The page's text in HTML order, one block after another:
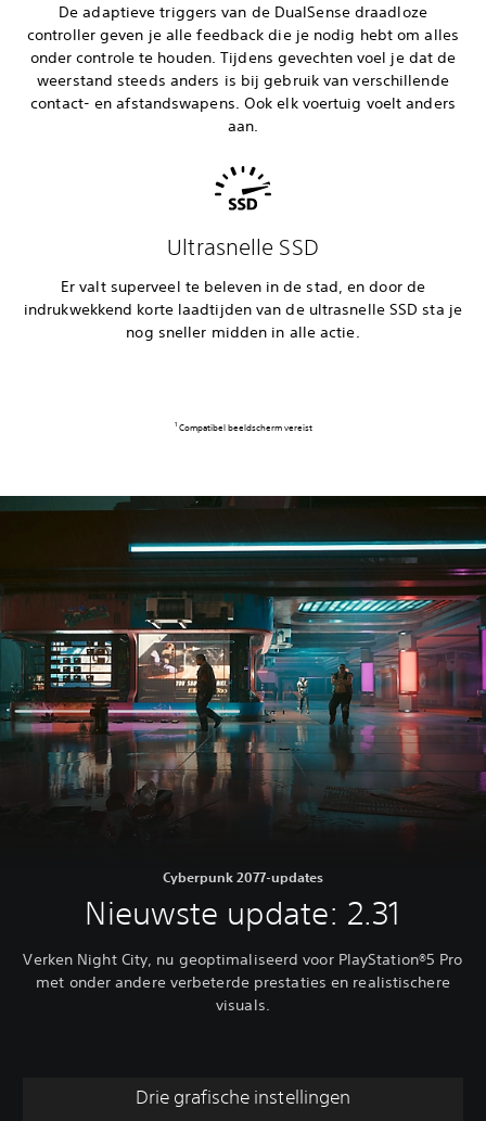
De adaptieve triggers van de DualSense draadloze
controller geven je alle feedback die je nodig hebt om alles
onder controle te houden. Tijdens gevechten voel je dat de
weerstand steeds anders is bij gebruik van verschillende
contact- en afstandswapens. Ook elk voertuig voelt anders
aan.
Ultrasnelle SSD
Er valt superveel te beleven in de stad, en door de
indrukwekkend korte laadtijden van de ultrasnelle SSD sta je
nog sneller midden in alle actie.
‎1‏‎ Compatibel beeldscherm vereist
Cyberpunk 2077-updates
Nieuwste update: 2.31
Verken Night City, nu geoptimaliseerd voor PlayStation®5 Pro
met onder andere verbeterde prestaties en realistischere
visuals.
Drie grafische instellingen